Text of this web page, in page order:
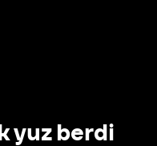
yuz berdi